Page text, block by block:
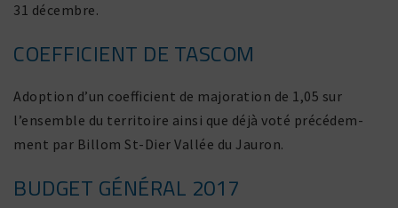
31 décembre.
COEFFICIENT DE TASCOM
Adoption d’un coef­fi­cient de majo­ra­tion de 1,05 sur
l’ensemble du terri­toire ainsi que déjà voté précé­dem­
ment par Billom St-Dier Vallée du Jauron.
BUDGET GÉNÉRAL 2017